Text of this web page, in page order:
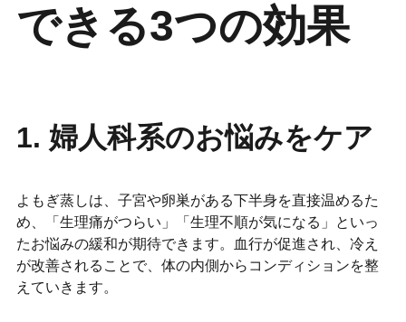
できる3つの効果
1. 婦人科系のお悩みをケア
よもぎ蒸しは、子宮や卵巣がある下半身を直接温めるた
め、「生理痛がつらい」「生理不順が気になる」といっ
たお悩みの緩和が期待できます。血行が促進され、冷え
が改善されることで、体の内側からコンディションを整
えていきます。